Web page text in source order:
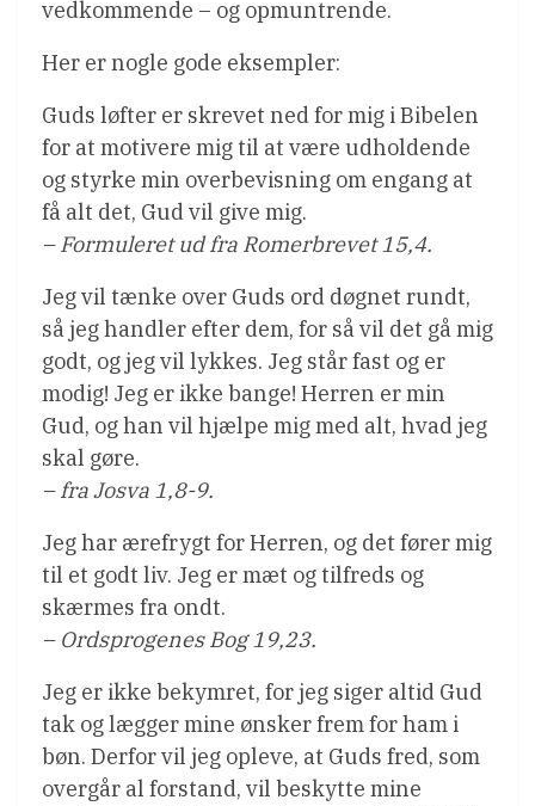
vedkommende – og opmuntrende.
Her er nogle gode eksempler:
Guds løfter er skrevet ned for mig i Bibelen
for at motivere mig til at være udholdende
og styrke min overbevisning om engang at
få alt det, Gud vil give mig.
– Formuleret ud fra Romerbrevet 15,4.
Jeg vil tænke over Guds ord døgnet rundt,
så jeg handler efter dem, for så vil det gå mig
godt, og jeg vil lykkes. Jeg står fast og er
modig! Jeg er ikke bange! Herren er min
Gud, og han vil hjælpe mig med alt, hvad jeg
skal gøre.
– fra Josva 1,8-9.
Jeg har ærefrygt for Herren, og det fører mig
til et godt liv. Jeg er mæt og tilfreds og
skærmes fra ondt.
– Ordsprogenes Bog 19,23.
Jeg er ikke bekymret, for jeg siger altid Gud
tak og lægger mine ønsker frem for ham i
bøn. Derfor vil jeg opleve, at Guds fred, som
overgår al forstand, vil beskytte mine